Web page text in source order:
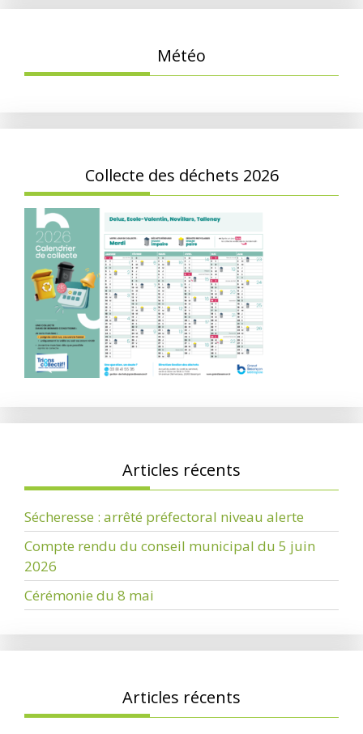
Météo
Collecte des déchets 2026
Articles récents
Sécheresse : arrêté préfectoral niveau alerte
Compte rendu du conseil municipal du 5 juin
2026
Cérémonie du 8 mai
Articles récents